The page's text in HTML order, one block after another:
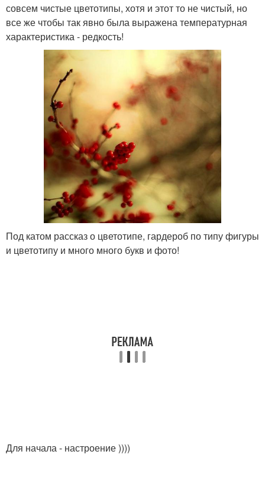
совсем чистые цветотипы, хотя и этот то не чистый, но
все же чтобы так явно была выражена температурная
характеристика - редкость!
Под катом рассказ о цветотипе, гардероб по типу фигуры
и цветотипу и много много букв и фото!
Для начала - настроение ))))